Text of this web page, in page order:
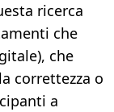
ricerca
che
che
correttezza o
a